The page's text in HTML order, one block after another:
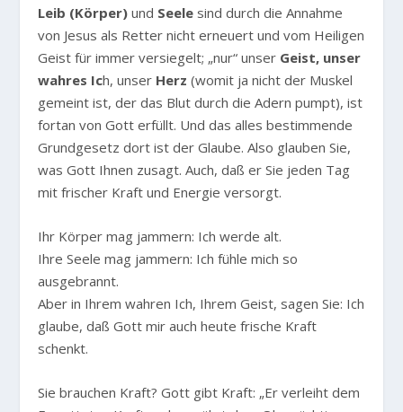
Leib (Körper) und Seele sind durch die Annahme
von Jesus als Retter nicht erneuert und vom Heiligen
Geist für immer versiegelt; „nur“ unser Geist, unser
wahres Ich, unser Herz (womit ja nicht der Muskel
gemeint ist, der das Blut durch die Adern pumpt), ist
fortan von Gott erfüllt. Und das alles bestimmende
Grundgesetz dort ist der Glaube. Also glauben Sie,
was Gott Ihnen zusagt. Auch, daß er Sie jeden Tag
mit frischer Kraft und Energie versorgt.
Ihr Körper mag jammern: Ich werde alt.
Ihre Seele mag jammern: Ich fühle mich so
ausgebrannt.
Aber in Ihrem wahren Ich, Ihrem Geist, sagen Sie: Ich
glaube, daß Gott mir auch heute frische Kraft
schenkt.
Sie brauchen Kraft? Gott gibt Kraft: „Er verleiht dem